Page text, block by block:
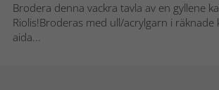
Brodera denna vackra tavla av en gyllene
Riolis!Broderas med ull/acrylgarn i räknade
aida...